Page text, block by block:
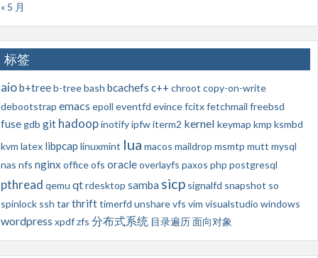
« 5 月
标签
aiob+treeb-treebash bcachefs c++ chroot copy-on-write
debootstrap emacs epoll eventfd evincefcitxfetchmail freebsd
fuse gdb git hadoopinotifyipfwiterm2 kernel keymap kmp ksmbd
kvm latex libpcap linuxmint lua macos maildrop msmtp mutt mysql
nas nfs nginx officeofs oracleoverlayfs paxos php postgresql
pthread qemu qtrdesktop samba sicp signalfd snapshot so
spinlock ssh tarthrifttimerfd unsharevfs vim visualstudio windows
wordpress xpdfzfs 分布式系统 目录遍历面向对象